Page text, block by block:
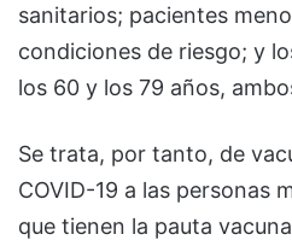
sanitarios; pacientes
condiciones de riesgo; y
los 60 y los 79 años,
Se trata, por tanto, de
COVID-19 a las personas
que tienen la pauta